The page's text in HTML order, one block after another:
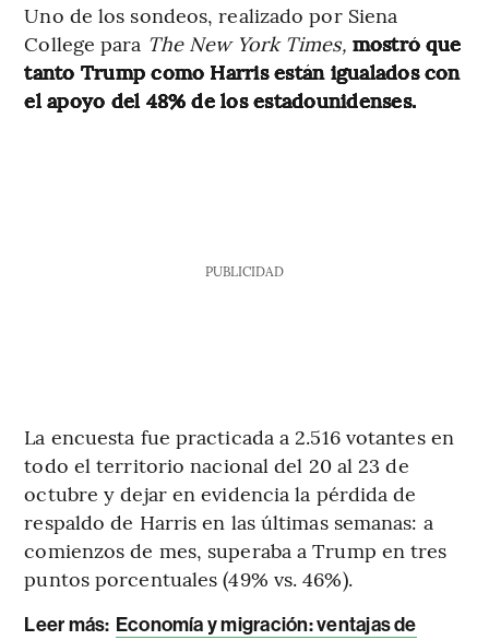
Uno de los sondeos, realizado por Siena
College para The New York Times, mostró que
tanto Trump como Harris están igualados con
el apoyo del 48% de los estadounidenses.
PUBLICIDAD
La encuesta fue practicada a 2.516 votantes en
todo el territorio nacional del 20 al 23 de
octubre y dejar en evidencia la pérdida de
respaldo de Harris en las últimas semanas: a
comienzos de mes, superaba a Trump en tres
puntos porcentuales (49% vs. 46%).
Leer más: Economía y migración: ventajas de